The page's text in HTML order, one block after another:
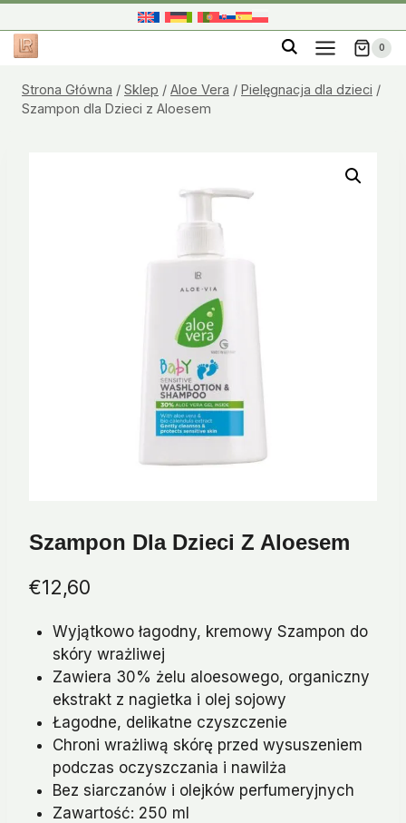
do
treści
0
Strona Główna / Sklep / Aloe Vera / Pielęgnacja dla dzieci /
Szampon dla Dzieci z Aloesem
Szampon Dla Dzieci Z Aloesem
€12,60
Wyjątkowo łagodny, kremowy Szampon do
skóry wrażliwej
Zawiera 30% żelu aloesowego, organiczny
ekstrakt z nagietka i olej sojowy
Łagodne, delikatne czyszczenie
Chroni wrażliwą skórę przed wysuszeniem
podczas oczyszczania i nawilża
Bez siarczanów i olejków perfumeryjnych
Zawartość: 250 ml